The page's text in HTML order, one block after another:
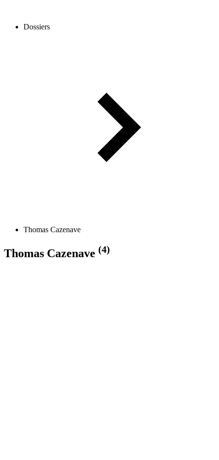
Dossiers
Thomas Cazenave
Thomas Cazenave (4)